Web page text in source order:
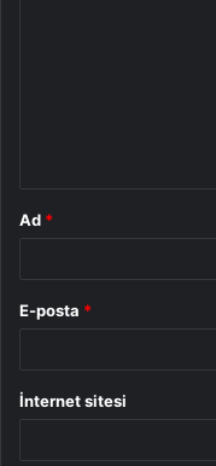
Ad *
E-posta *
İnternet sitesi